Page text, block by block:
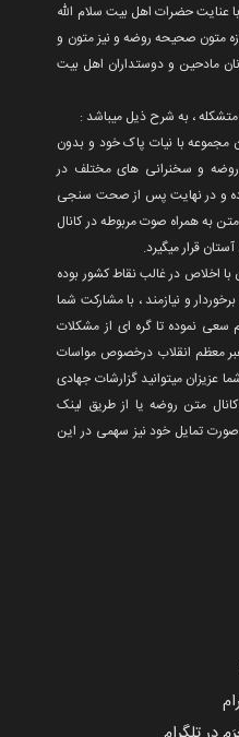
حضرات اهل بیت سلام الله
متون صحیحه روضه و نیز متون و
مادحین و دوستداران اهل بیت
متشکله ، به شرح ذیل میباشد :
مجموعه با نیات پاک خود و بدون
و سخنرانی های مختلف در
و در نهایت پس از صحت سنجی
به همراه صوت مربوطه در کانال
قرار میگیرد.
با اخلاص در غالب نقاط کشور بوده
و نیازمند ، با مشارکت شما
سعی نموده تا گره ای از مشکلات
معظم انقلاب درخصوص مواسات
عزیزان میتوانید گزارشات جهادی
متن روضه یا از طریق لینک
تمایل خود نیز سهمی در این